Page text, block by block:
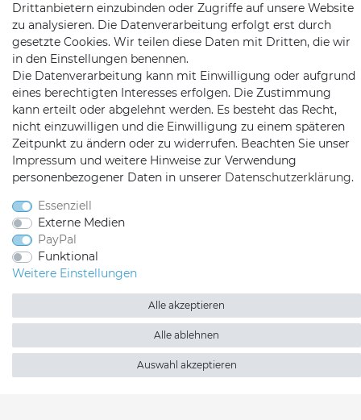
Telefon: 09721 / 9453362
Mail:
Kopenhagenstr. 4
97424 Schweinfurt
2026 Satshopping| copyright & design by mediaria®
*Alle Preise inkl. MwSt., zzgl. Versandkosten
Drittanbietern einzubinden oder Zugriffe auf unsere Website
zu analysieren. Die Datenverarbeitung erfolgt erst durch
gesetzte Cookies. Wir teilen diese Daten mit Dritten, die wir
in den Einstellungen benennen.
Die Datenverarbeitung kann mit Einwilligung oder aufgrund
eines berechtigten Interesses erfolgen. Die Zustimmung
kann erteilt oder abgelehnt werden. Es besteht das Recht,
nicht einzuwilligen und die Einwilligung zu einem späteren
Zeitpunkt zu ändern oder zu widerrufen. Beachten Sie unser
Impressum und weitere Hinweise zur Verwendung
personenbezogener Daten in unserer Daten­schutz­erklärung.
Essenziell
Externe Medien
PayPal
Funktional
Weitere Einstellungen
Alle akzeptieren
Alle ablehnen
Auswahl akzeptieren